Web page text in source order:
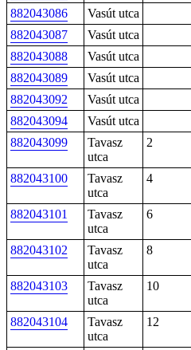
882043086
Vasút utca
882043087
Vasút utca
882043088
Vasút utca
882043089
Vasút utca
882043092
Vasút utca
882043094
Vasút utca
882043099
Tavasz
utca
2
882043100
Tavasz
utca
4
882043101
Tavasz
utca
6
882043102
Tavasz
utca
8
882043103
Tavasz
utca
10
882043104
Tavasz
utca
12